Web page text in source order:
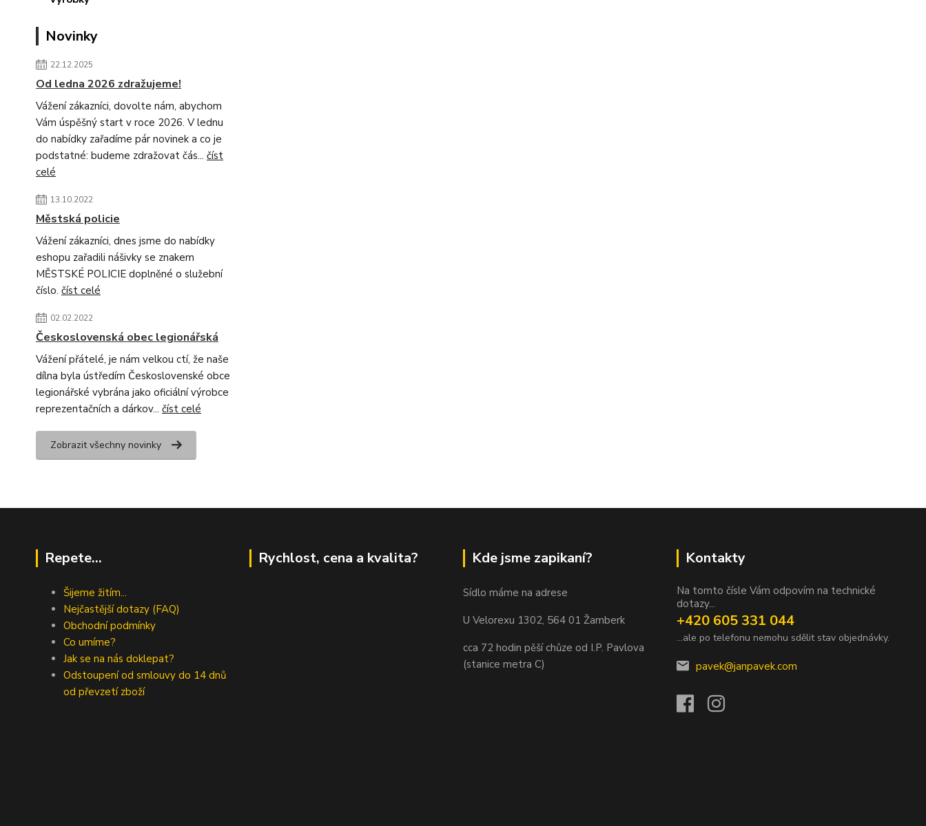
Novinky
22.12.2025
Od ledna 2026 zdražujeme!
Vážení zákazníci, dovolte nám, abychom
Vám úspěšný start v roce 2026. V lednu
do nabídky zařadíme pár novinek a co je
podstatné: budeme zdražovat čás... číst
celé
13.10.2022
Městská policie
Vážení zákazníci, dnes jsme do nabídky
eshopu zařadili nášivky se znakem
MĚSTSKÉ POLICIE doplněné o služební
číslo. číst celé
02.02.2022
Československá obec legionářská
Vážení přátelé, je nám velkou ctí, že naše
dílna byla ústředím Československé obce
legionářské vybrána jako oficiální výrobce
reprezentačních a dárkov... číst celé
Zobrazit všechny novinky
Repete...
Šijeme žitím...
Nejčastější dotazy (FAQ)
Obchodní podmínky
Co umíme?
Jak se na nás doklepat?
Odstoupení od smlouvy do 14 dnů
od převzetí zboží
Rychlost, cena a kvalita? Kde jsme zapikaní?
Sídlo máme na adrese
U Velorexu 1302, 564 01 Žamberk
cca 72 hodin pěší chůze od I.P. Pavlova
(stanice metra C)
Kontakty
Na tomto čísle Vám odpovím na technické
dotazy...
+420 605 331 044
...ale po telefonu nemohu sdělit stav objednávky.
pavek@janpavek.com